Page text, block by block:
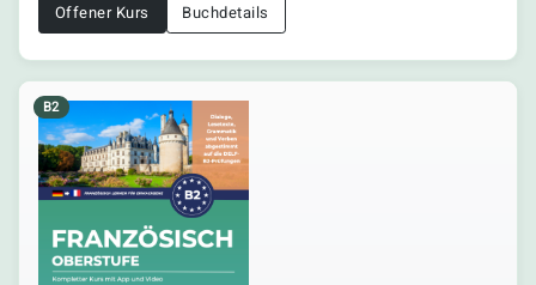
Offener Kurs Buchdetails
B2